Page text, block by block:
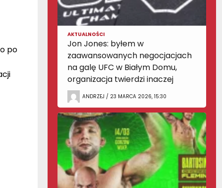
po
AKTUALNOŚCI
Jon Jones: byłem w
zaawansowanych negocjacjach
na galę UFC w Białym Domu,
organizacja twierdzi inaczej
ANDRZEJ / 23 MARCA 2026, 15:30